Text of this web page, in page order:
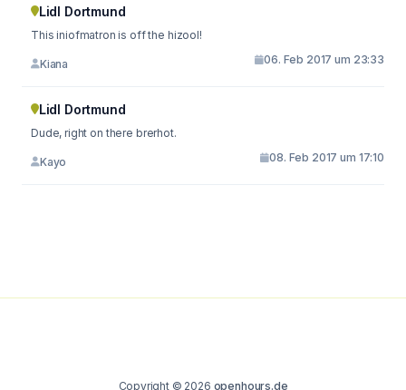
Lidl Dortmund
This iniofmatron is off the hizool!
Kiana 06. Feb 2017 um 23:33
Lidl Dortmund
Dude, right on there brerhot.
Kayo 08. Feb 2017 um 17:10
Copyright © 2026 openhours.de